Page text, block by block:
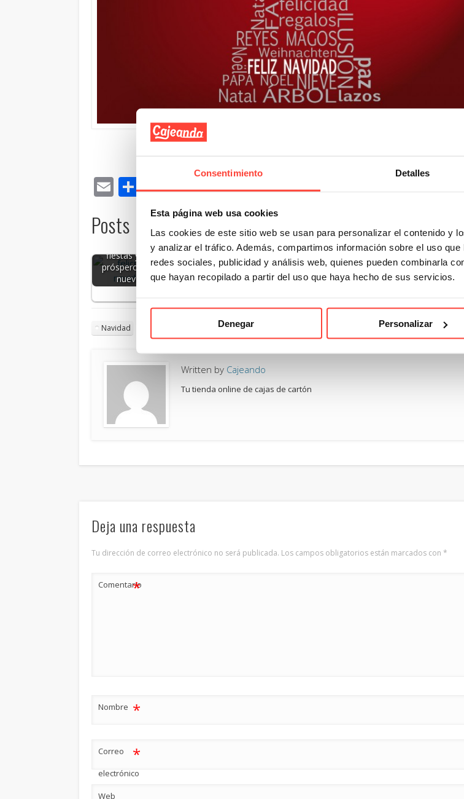
Consentimiento Detalles
Esta página web usa cookies
Las cookies de este sitio web se usan para personalizar el contenido y
y analizar el tráfico. Además, compartimos información sobre el uso
redes sociales, publicidad y análisis web, quienes pueden combinarla
que hayan recopilado a partir del uso que haya hecho de sus servicios.
Denegar Personalizar
Email
Compartir
Posts Relacionados:
Cajeando les
desea felices
fiestas y un
próspero año
nuevo
Ideas de
packaging para
triunfarán este
año
Tipos de cajas
de cartón para el
packaging de tu
negocio
Tipología de
cajas de cartón
Todo lo
necesitas
sobre
embalaje
Navidad
Written by Cajeando
Tu tienda online de cajas de cartón
Deja una respuesta
Tu dirección de correo electrónico no será publicada. Los campos obligatorios están marcados con*
Comentario
*
Nombre *
Correo
electrónico
*
Web